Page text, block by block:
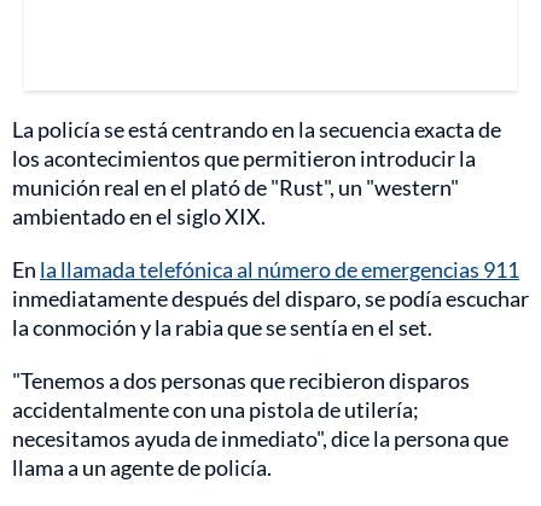
La policía se está centrando en la secuencia exacta de
los acontecimientos que permitieron introducir la
munición real en el plató de "Rust", un "western"
ambientado en el siglo XIX.
En la llamada telefónica al número de emergencias 911
inmediatamente después del disparo, se podía escuchar
la conmoción y la rabia que se sentía en el set.
"Tenemos a dos personas que recibieron disparos
accidentalmente con una pistola de utilería;
necesitamos ayuda de inmediato", dice la persona que
llama a un agente de policía.